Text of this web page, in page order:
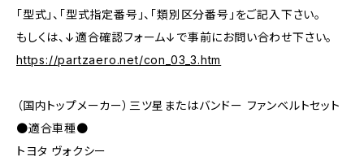
「型式」、「型式指定番号」、「類別区分番号」をご記入下さい。
もしくは、↓適合確認フォーム↓で事前にお問い合わせ下さい。
https://partzaero.net/con_03_3.htm
（国内トップメーカー）三ツ星またはバンドー ファンベルトセット
●適合車種●
トヨタ ヴォクシー